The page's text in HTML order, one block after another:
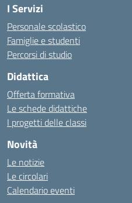
I Servizi
Personale scolastico
Famiglie e studenti
Percorsi di studio
Didattica
Offerta formativa
Le schede didattiche
I progetti delle classi
Novità
Le notizie
Le circolari
Calendario eventi